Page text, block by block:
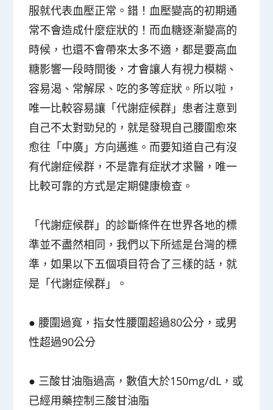
服就代表血壓正常。錯！血壓變高的初期通
常不會造成什麼症狀的！而血糖逐漸變高的
時候，也還不會帶來太多不適，都是要高血
糖影響一段時間後，才會讓人有視力模糊、
容易渴、常解尿、吃的多等症狀。所以啦，
唯一比較容易讓「代謝症候群」患者注意到
自己不太對勁兒的，就是發現自己腰圍愈來
愈往「中廣」方向邁進 。而要知道自己有沒
有代謝症候群，不是靠有症狀才求醫， 唯一
比較可靠的方式是定期健康檢查 。
「代謝症候群」的診斷條件在世界各地的標
準並不盡然相同，我們以下所述是台灣的標
準，如果以下五個項目符合了三樣的話，就
是「代謝症候群」。
● 腰圍過寬，指女性腰圍超過80公分，或男
性超過90公分
● 三酸甘油脂過高，數值大於150mg/dL，或
已經用藥控制三酸甘油脂